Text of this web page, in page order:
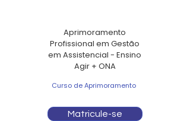
Aprimoramento
Profissional em Gestão
em Assistencial - Ensino
Agir + ONA
Curso de Aprimoramento
Matricule-se